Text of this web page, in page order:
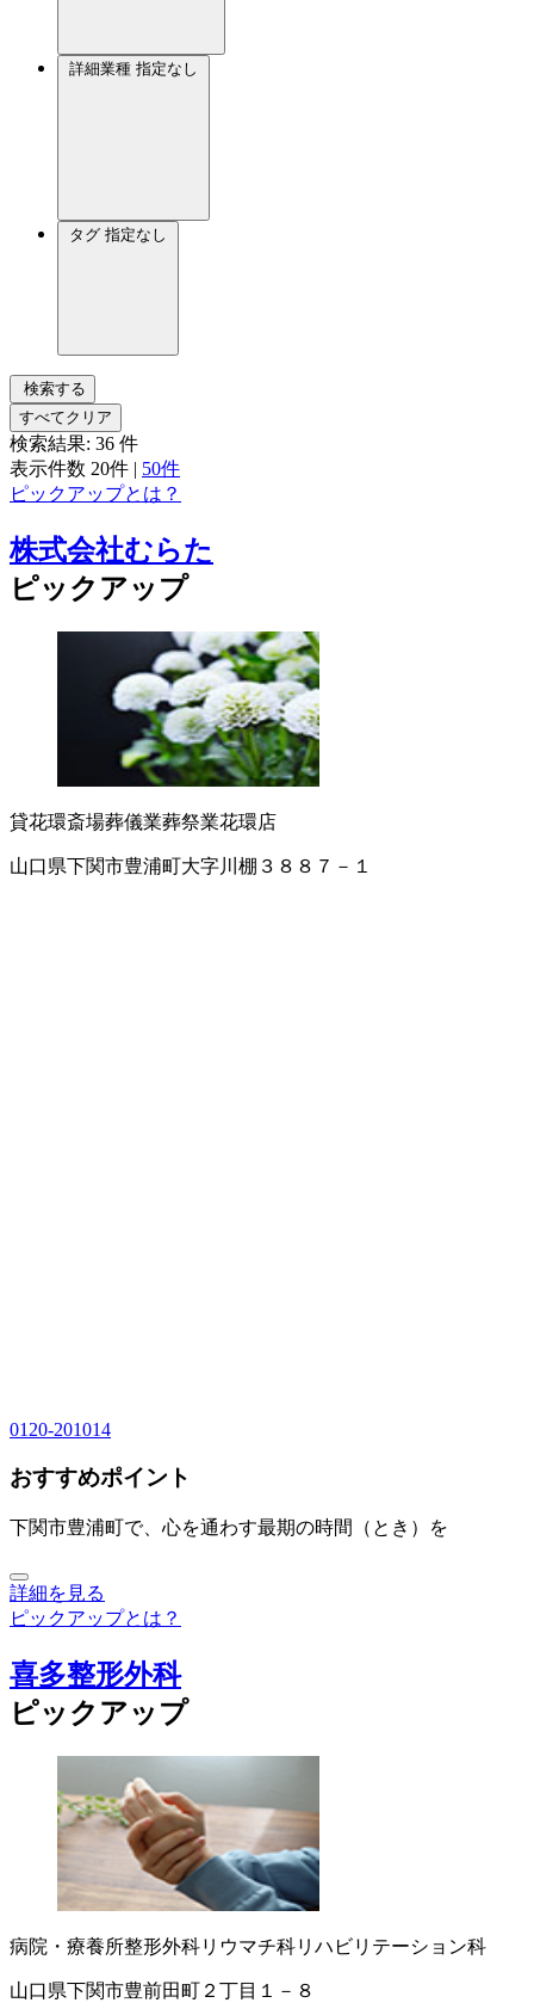
詳細業種 指定なし
タグ 指定なし
検索する
すべてクリア
検索結果: 36 件
表示件数 20件 | 50件
ピックアップとは？
株式会社むらた
ピックアップ
貸花環斎場葬儀業葬祭業花環店
山口県下関市豊浦町大字川棚３８８７－１
0120-201014
おすすめポイント
下関市豊浦町で、心を通わす最期の時間（とき）を
詳細を見る
ピックアップとは？
喜多整形外科
ピックアップ
病院・療養所整形外科リウマチ科リハビリテーション科
山口県下関市豊前田町２丁目１－８